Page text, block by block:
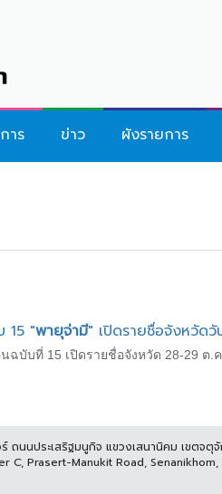
าร ข่าว ผังรายการ
15 "พายุจ่ามี" เปิดรายชื่อจังหวัด
ฉบับที่ 15 เปิดรายชื่อจังหวัด 28-29 ต
ถนนประเสริฐมนูกิจ แขวงเสนานิคม เขตจ
C, Prasert-Manukit Road,